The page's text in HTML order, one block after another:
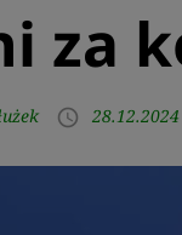
za
access_time